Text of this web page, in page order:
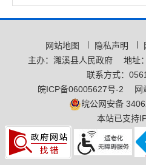
网站地图 隐私声明
主办：濉溪县人民政府
地址
联系方式：
皖ICP备06005627号-2
网
皖公网安备
本站已支持